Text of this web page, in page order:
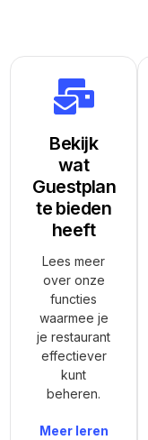
Bekijk
wat
Guestplan
te bieden
heeft
Lees meer
over onze
functies
waarmee je
je restaurant
effectiever
kunt
beheren.
Meer leren